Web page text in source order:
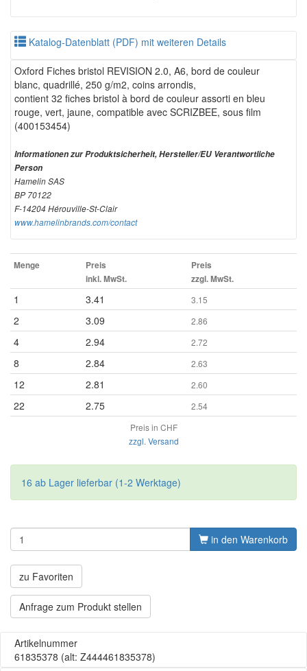
Katalog-Datenblatt (PDF) mit weiteren Details
Oxford Fiches bristol REVISION 2.0, A6, bord de couleur
blanc, quadrillé, 250 g/m2, coins arrondis,
contient 32 fiches bristol à bord de couleur assorti en bleu
rouge, vert, jaune, compatible avec SCRIZBEE, sous film
(400153454)
Informationen zur Produktsicherheit, Hersteller/EU Verantwortliche
Person
Hamelin SAS
BP 70122
F-14204 Hérouville-St-Clair
www.hamelinbrands.com/contact
Menge
Preis
inkl. MwSt.
Preis
zzgl. MwSt.
1 3.41 3.15
2 3.09 2.86
4 2.94 2.72
8 2.84 2.63
12 2.81 2.60
22 2.75
2.54
Preis in CHF
zzgl. Versand
16 ab Lager lieferbar (1-2 Werktage)
in den Warenkorb
zu Favoriten
Anfrage zum Produkt stellen
Artikelnummer
61835378 (alt: Z444461835378)